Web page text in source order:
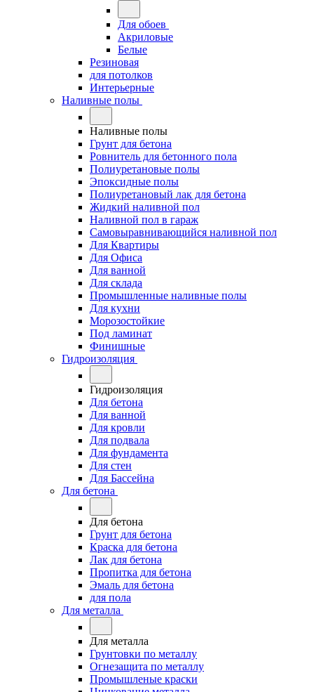
Для обоев
Акриловые
Белые
Резиновая
для потолков
Интерьерные
Наливные полы
Наливные полы
Грунт для бетона
Ровнитель для бетонного пола
Полиуретановые полы
Эпоксидные полы
Полиуретановый лак для бетона
Жидкий наливной пол
Наливной пол в гараж
Самовыравнивающийся наливной пол
Для Квартиры
Для Офиса
Для ванной
Для склада
Промышленные наливные полы
Для кухни
Морозостойкие
Под ламинат
Финишные
Гидроизоляция
Гидроизоляция
Для бетона
Для ванной
Для кровли
Для подвала
Для фундамента
Для стен
Для Бассейна
Для бетона
Для бетона
Грунт для бетона
Краска для бетона
Лак для бетона
Пропитка для бетона
Эмаль для бетона
для пола
Для металла
Для металла
Грунтовки по металлу
Огнезащита по металлу
Промышленые краски